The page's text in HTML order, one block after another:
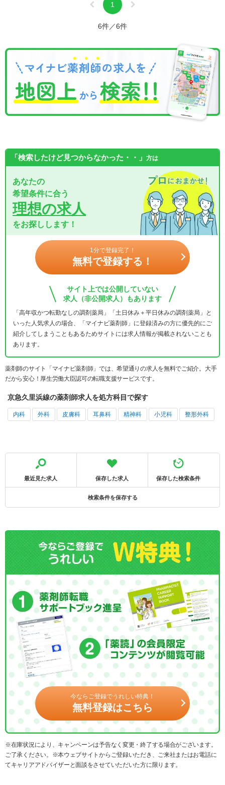
1
6件／6件
「検索したけど見つからなかった・・」 方は
あなたの
希望条件に合う
理想の求人
をお探しします！
1分で登録完了！
無料で登録する！
サイト上では公開していない
求人（非公開求人）もあります
「高年収かつ転勤なしの調剤薬局」「土日休み＋平日休みの調剤薬局」と
いった人気求人の場合、「マイナビ薬剤師」に登録済みの方に優先的にご
紹介してしまうこともあるためサイトには求人情報が掲載されないことも
あります。
薬剤師のサイト「マイナビ薬剤師」では、希望通りの求人を無料でご紹介。大手
だから安心！厚生労働大臣認可の転職支援サービスです。
京急久里浜線の薬剤師求人を処方科目で探す
内科 外科 皮膚科 耳鼻科 精神科 小児科 整形外科
最近見た求人 保存した求人 保存した検索条件
検索条件を保存する
今ならご登録でうれしい特典！
無料登録はこちら
※在庫状況により、キャンペーンは予告なく変更・終了する場合がございます。
ご了承ください。※本ウェブサイトからご登録いただき、ご来社またはお電話に
てキャリアアドバイザーと面談をさせていただいた方に限ります。